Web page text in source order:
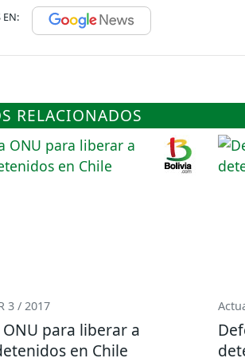
EN:
RELACIONADOS
3 / 2017
para liberar a
en Chile